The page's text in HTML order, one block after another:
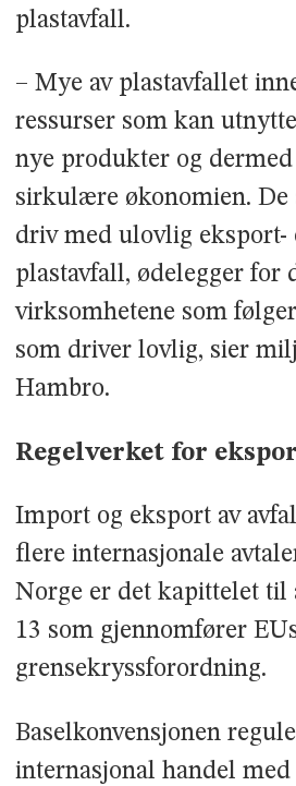
plastavfall.
– Mye av plastavfallet
ressurser som kan
nye produkter og
sirkulære økonomien. De
driv med ulovlig eksport-
plastavfall, ødelegger for
virksomhetene som
som driver lovlig, sier
Hambro.
Regelverket for
Import og eksport av
flere internasjonale
Norge er det kapittelet
13 som gjennomfører
grensekryssforordning.
Baselkonvensjonen
internasjonal handel med